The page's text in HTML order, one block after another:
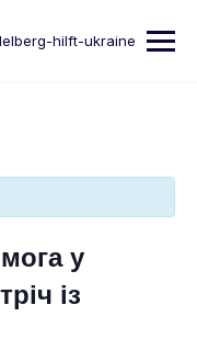
у
із